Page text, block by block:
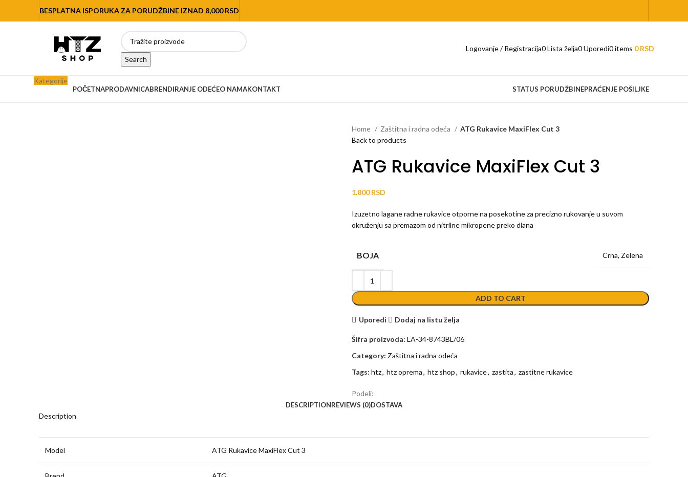
BESPLATNA ISPORUKA ZA PORUDŽBINE IZNAD 8,000 RSD
Search
Logovanje / Registracija0Lista želja0Uporedi0items 0RSD
Kategorije
POČETNAPRODAVNICABRENDIRANJE ODEĆEO NAMAKONTAKT STATUS PORUDŽBINEPRAĆENJE POŠILJKE
Home Zaštitna i radna odeća
ATG Rukavice MaxiFlex Cut 3
Back to products
ATG Rukavice MaxiFlex Cut 3
RSD
Izuzetno lagane radne rukavice otporne na posekotine za precizno rukovanje u suvom
okruženju sa premazom od nitrilne mikropene preko dlana
BOJA Crna, Zelena
ADD TO CART
Uporedi Dodaj na listu želja
Šifra proizvoda: LA-34-8743BL/06
Category: Zaštitna i radna odeća
Tags: htz, htz oprema, htz shop, rukavice, zastita, zastitne rukavice
Podeli:
DESCRIPTIONREVIEWS (0)DOSTAVA
Description
Model ATG Rukavice MaxiFlex Cut 3